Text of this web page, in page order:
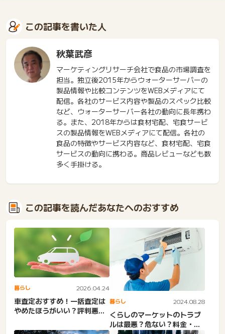
この記事を書いた人
秋葉武彦
マーケティングリサーチ会社で食品の市場調査を
担当。独立後2015年からウォーターサーバーの
製品情報や比較コンテンツをWEBメディアにて
配信。各社のサービス内容や製品のスペック比較
など、ウォーターサーバー各社の動向に長年携わ
る。また、2018年からは食材宅配、宅食サービ
スの製品情報をWEBメディアにて配信。各社の
食品の特徴やサービス内容など、食材宅配、宅食
サービスの動向に携わる。商品レビューなども数
多く手掛ける。
この記事を読んだあなたへのおすすめ
暮らし 2026.04.24
車査定おすすめ！一括査定は
やめたほうがいい？評判悪
も...
暮らし 2024.08.28
くらしのマーケットのトラブ
ルは最悪？危ない？料金・値